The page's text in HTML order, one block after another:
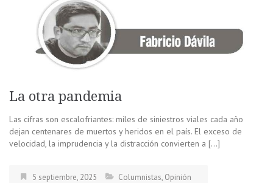
La otra pandemia
Las cifras son escalofriantes: miles de siniestros viales cada año
dejan centenares de muertos y heridos en el país. El exceso de
velocidad, la imprudencia y la distracción convierten a […]
5 septiembre, 2025 Columnistas, Opinión